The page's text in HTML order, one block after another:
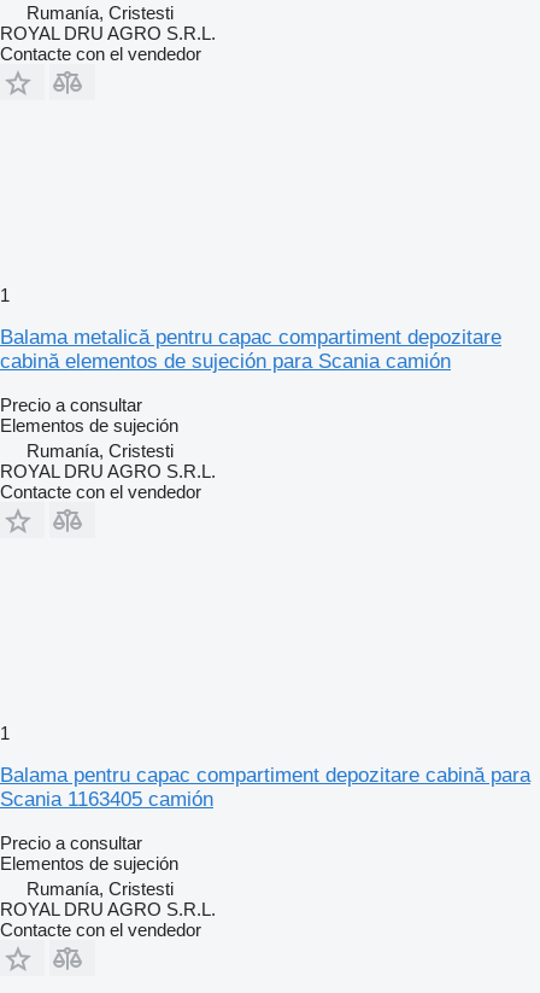
Rumanía, Cristesti
ROYAL DRU AGRO S.R.L.
Contacte con el vendedor
1
Balama metalică pentru capac compartiment depozitare
cabină elementos de sujeción para Scania camión
Precio a consultar
Elementos de sujeción
Rumanía, Cristesti
ROYAL DRU AGRO S.R.L.
Contacte con el vendedor
1
Balama pentru capac compartiment depozitare cabină para
Scania 1163405 camión
Precio a consultar
Elementos de sujeción
Rumanía, Cristesti
ROYAL DRU AGRO S.R.L.
Contacte con el vendedor